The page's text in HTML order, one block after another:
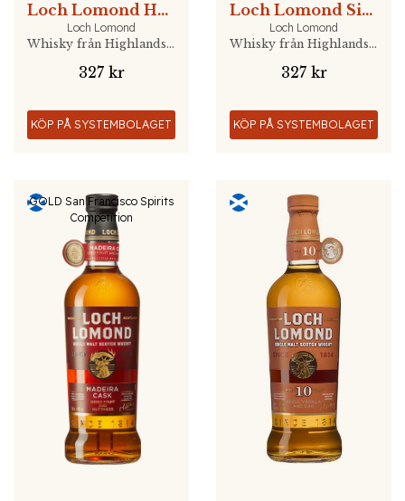
Loch Lomond Heavily Peated Single Malt
Loch Lomond
Whisky från Highlands, Skottland
327 kr
KÖP PÅ SYSTEMBOLAGET
Loch Lomond Single Malt Original
Loch Lomond
Whisky från Highlands, Skottland
327 kr
KÖP PÅ SYSTEMBOLAGET
GOLD San Francisco Spirits
Competition